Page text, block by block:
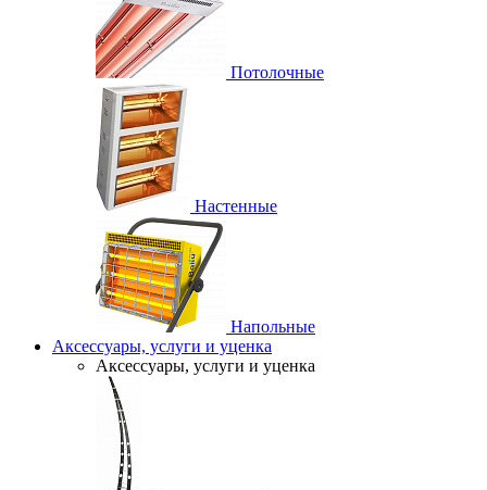
Потолочные
Настенные
Напольные
Аксессуары, услуги и уценка
Аксессуары, услуги и уценка